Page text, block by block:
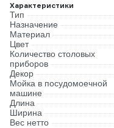
Характеристики
Тип
Назначение
Материал
Цвет
Количество столовых
приборов
Декор
Мойка в посудомоечной
машине
Длина
Ширина
Вес нетто